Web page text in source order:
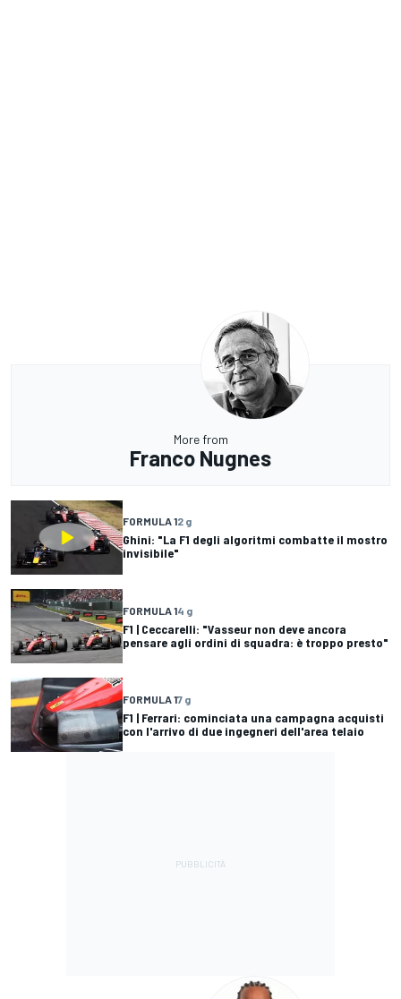
More from
Franco Nugnes
FORMULA 12 g
Ghini: "La F1 degli algoritmi combatte il mostro
invisibile"
FORMULA 14 g
F1 | Ceccarelli: "Vasseur non deve ancora
pensare agli ordini di squadra: è troppo presto"
FORMULA 17 g
F1 | Ferrari: cominciata una campagna acquisti
con l'arrivo di due ingegneri dell'area telaio